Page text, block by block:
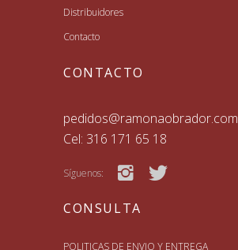
Distribuidores
Contacto
CONTACTO
pedidos@ramonaobrador.com
Cel: 316 171 65 18
Síguenos:
CONSULTA
POLITICAS DE ENVIO Y ENTREGA